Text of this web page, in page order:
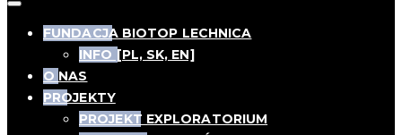
FUNDACJA BIOTOP LECHNICA
INFO [PL, SK, EN]
O NAS
PROJEKTY
PROJEKT EXPLORATORIUM